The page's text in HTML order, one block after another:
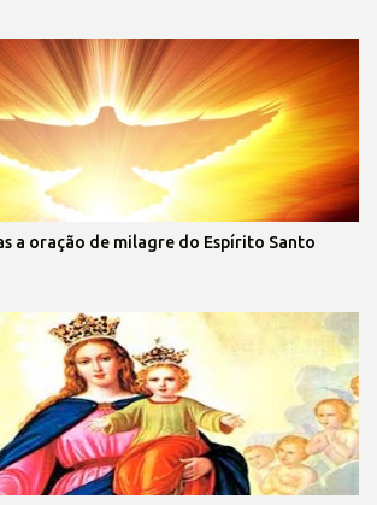
a oração de milagre do Espírito Santo